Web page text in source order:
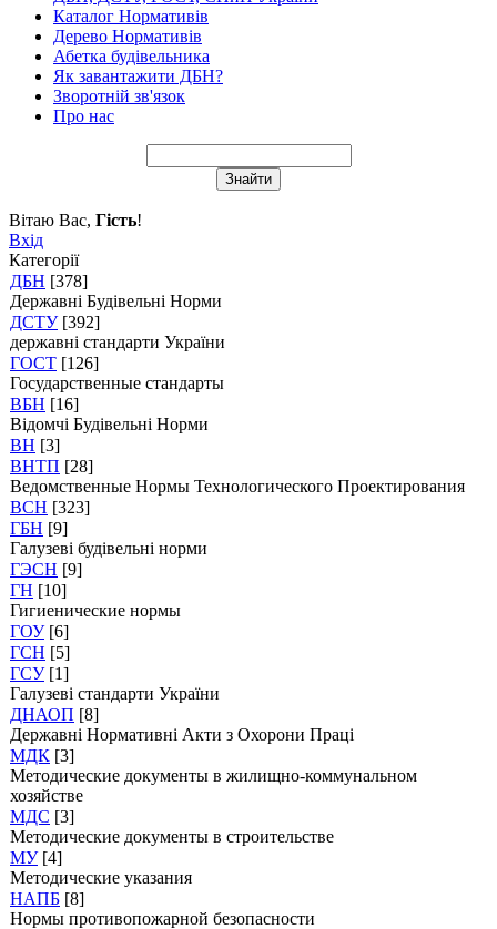
Каталог Нормативів
Дерево Нормативів
Абетка будівельника
Як завантажити ДБН?
Зворотній зв'язок
Про нас
Вітаю Вас, Гість!
Вхід
Категорії
ДБН [378]
Державні Будівельні Норми
ДСТУ [392]
державні стандарти України
ГОСТ [126]
Государственные стандарты
ВБН [16]
Відомчі Будівельні Норми
ВН [3]
ВНТП [28]
Ведомственные Нормы Технологического Проектирования
ВСН [323]
ГБН [9]
Галузеві будівельні норми
ГЭСН [9]
ГН [10]
Гигиенические нормы
ГОУ [6]
ГСН [5]
ГСУ [1]
Галузеві стандарти України
ДНАОП [8]
Державні Нормативні Акти з Охорони Праці
МДК [3]
Методические документы в жилищно-коммунальном
хозяйстве
МДС [3]
Методические документы в строительстве
МУ [4]
Методические указания
НАПБ [8]
Нормы противопожарной безопасности